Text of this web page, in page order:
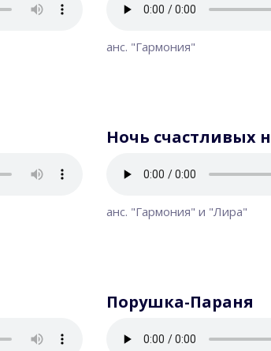
анс. "Гармония"
Ночь счастливых
анс. "Гармония" и "Лира"
Порушка-Параня